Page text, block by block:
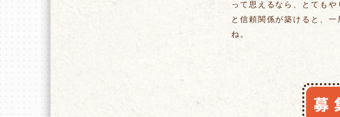
って思えるなら、とても
と信頼関係が築けると、
ね。